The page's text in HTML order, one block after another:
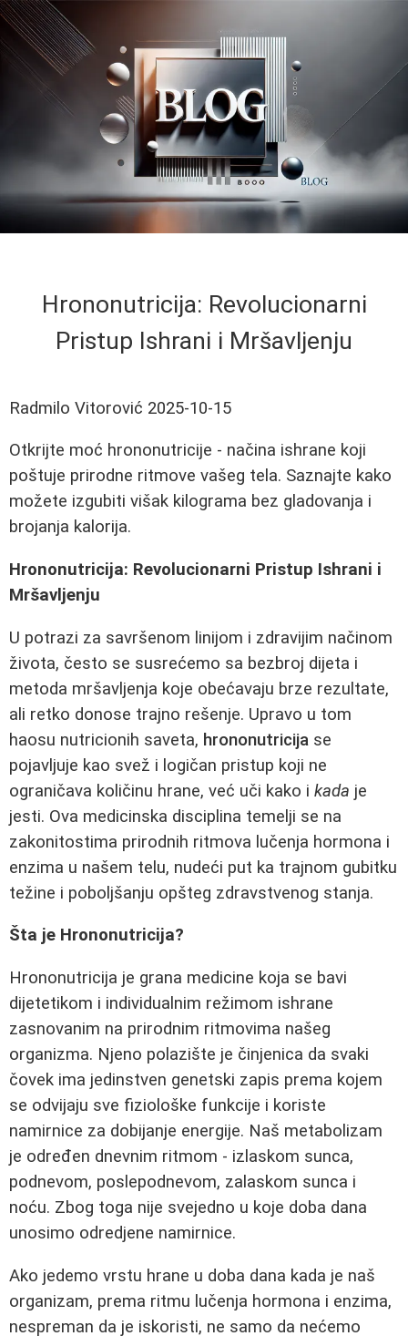
Hrononutricija: Revolucionarni
Pristup Ishrani i Mršavljenju
Radmilo Vitorović 2025-10-15
Otkrijte moć hrononutricije - načina ishrane koji
poštuje prirodne ritmove vašeg tela. Saznajte kako
možete izgubiti višak kilograma bez gladovanja i
brojanja kalorija.
Hrononutricija: Revolucionarni Pristup Ishrani i
Mršavljenju
U potrazi za savršenom linijom i zdravijim načinom
života, često se susrećemo sa bezbroj dijeta i
metoda mršavljenja koje obećavaju brze rezultate,
ali retko donose trajno rešenje. Upravo u tom
haosu nutricionih saveta, hrononutricija se
pojavljuje kao svež i logičan pristup koji ne
ograničava količinu hrane, već uči kako i kada je
jesti. Ova medicinska disciplina temelji se na
zakonitostima prirodnih ritmova lučenja hormona i
enzima u našem telu, nudeći put ka trajnom gubitku
težine i poboljšanju opšteg zdravstvenog stanja.
Šta je Hrononutricija?
Hrononutricija je grana medicine koja se bavi
dijetetikom i individualnim režimom ishrane
zasnovanim na prirodnim ritmovima našeg
organizma. Njeno polazište je činjenica da svaki
čovek ima jedinstven genetski zapis prema kojem
se odvijaju sve fiziološke funkcije i koriste
namirnice za dobijanje energije. Naš metabolizam
je određen dnevnim ritmom - izlaskom sunca,
podnevom, poslepodnevom, zalaskom sunca i
noću. Zbog toga nije svejedno u koje doba dana
unosimo odredjene namirnice.
Ako jedemo vrstu hrane u doba dana kada je naš
organizam, prema ritmu lučenja hormona i enzima,
nespreman da je iskoristi, ne samo da nećemo